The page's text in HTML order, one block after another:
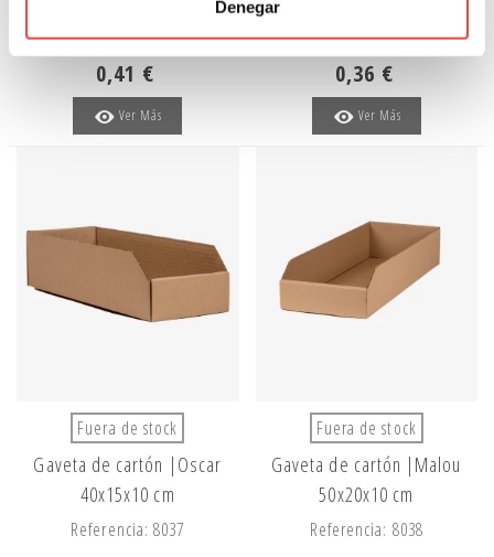
Denegar
0,41 €
Ver Más
0,36 €
Ver Más
Fuera de stock
Gaveta de cartón |Oscar
40x15x10 cm
Referencia: 8037
Fuera de stock
Gaveta de cartón |Malou
50x20x10 cm
Referencia: 8038